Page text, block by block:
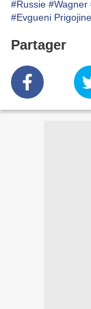
#Russie #Wagner
#Evgueni Prigojine
Partager